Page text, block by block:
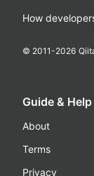
How
© 2011-2026
Guide & Help
About
Terms
Privacy